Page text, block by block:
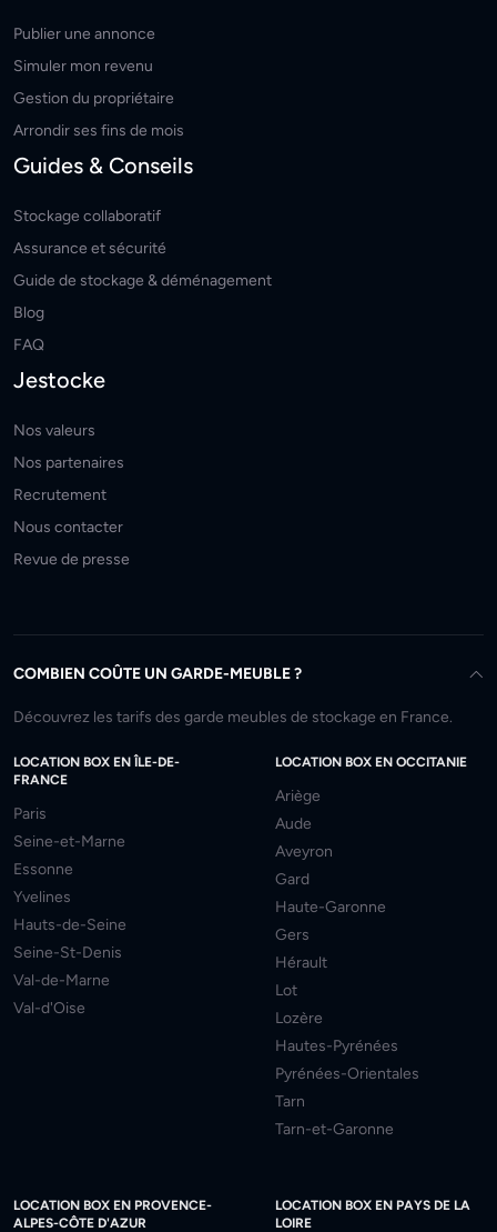
Publier une annonce
Simuler mon revenu
Gestion du propriétaire
Arrondir ses fins de mois
Guides & Conseils
Stockage collaboratif
Assurance et sécurité
Guide de stockage & déménagement
Blog
FAQ
Jestocke
Nos valeurs
Nos partenaires
Recrutement
Nous contacter
Revue de presse
COMBIEN COÛTE UN GARDE-MEUBLE ?
Découvrez les tarifs des garde meubles de stockage en France.
LOCATION BOX EN ÎLE-DE-
FRANCE
Paris
Seine-et-Marne
Essonne
Yvelines
Hauts-de-Seine
Seine-St-Denis
Val-de-Marne
Val-d'Oise
LOCATION BOX EN OCCITANIE
Ariège
Aude
Aveyron
Gard
Haute-Garonne
Gers
Hérault
Lot
Lozère
Hautes-Pyrénées
Pyrénées-Orientales
Tarn
Tarn-et-Garonne
LOCATION BOX EN PROVENCE-
ALPES-CÔTE D'AZUR
LOCATION BOX EN PAYS DE LA
LOIRE